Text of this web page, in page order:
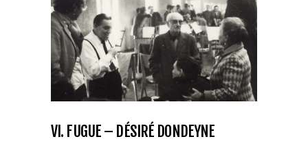
VI. FUGUE – DÉSIRÉ DONDEYNE